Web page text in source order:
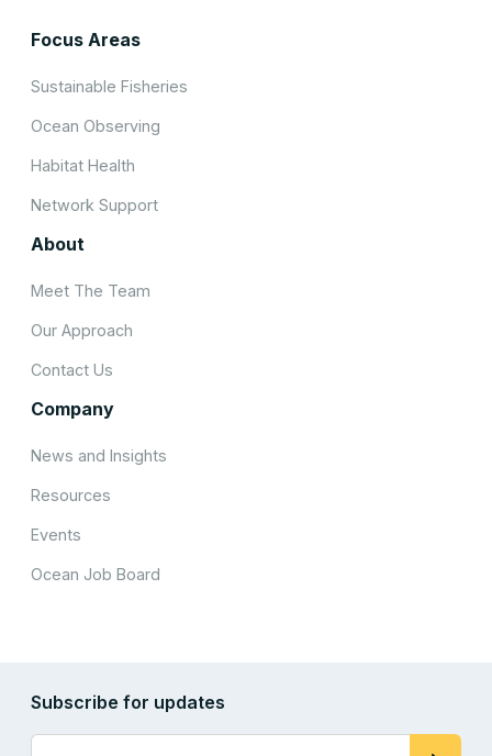
Focus Areas
Sustainable Fisheries
Ocean Observing
Habitat Health
Network Support
About
Meet The Team
Our Approach
Contact Us
Company
News and Insights
Resources
Events
Ocean Job Board
Subscribe for updates